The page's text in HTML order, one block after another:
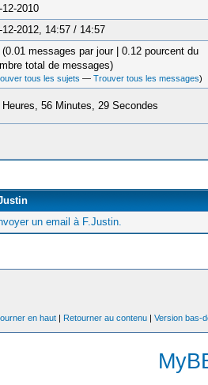
12-2010
12-2012, 14:57 / 14:57
(0.01 messages par jour | 0.12 pourcent du
total de messages)
tous les sujets —Trouver tous les messages)
Heures, 56 Minutes, 29 Secondes
un email à F.Justin.
en haut | Retourner au contenu |Version bas-